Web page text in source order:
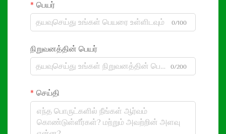
பெயர்
0/100
நிறுவனத்தின் பெயர்
0/200
செய்தி